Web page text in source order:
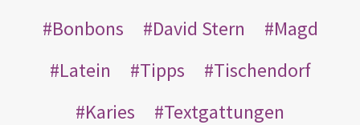
Bonbons
David Stern
Magd
Latein
Tipps
Tischendorf
Karies
Textgattungen